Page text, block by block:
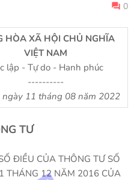
0
HÒA XÃ HỘI CHỦ NGHĨA
VIỆT NAM
lập - Tự do - Hanh phúc
----------
ngày 11 tháng 08 năm 2022
TƯ
ĐIỀU CỦA THÔNG TƯ SỐ
THÁNG 12 NĂM 2016 CỦA